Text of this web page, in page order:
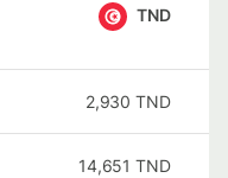
TND
2,930 TND
14,651 TND